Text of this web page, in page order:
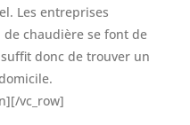
Les entreprises
chaudière se font de
donc de trouver un
vc_row]